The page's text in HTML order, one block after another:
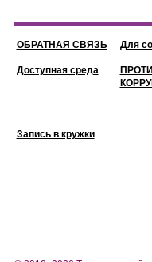
ОБРАТНАЯ СВЯЗЬ Для
Доступная среда
Запись в кружки